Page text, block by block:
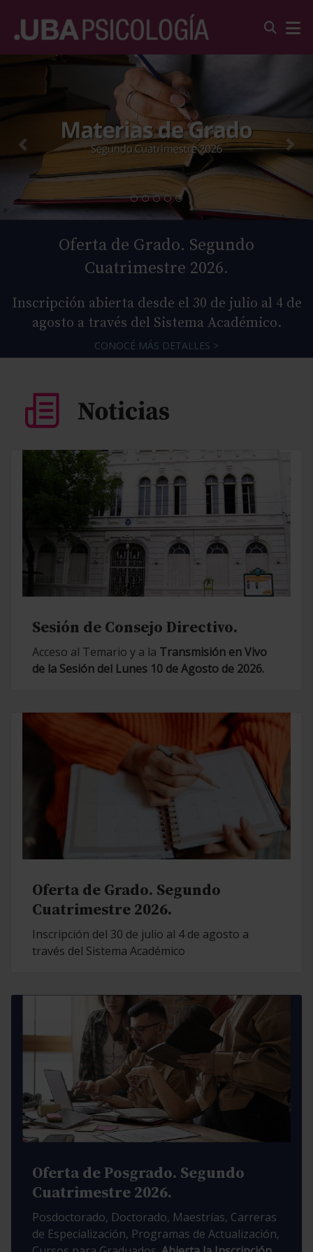
Oferta de Grado. Segundo
Cuatrimestre 2026.
Inscripción abierta desde el 30 de julio al 4 de
agosto a través del Sistema Académico.
CONOCÉ MÁS DETALLES >
Sesión de Consejo Directivo.
Acceso al Temario y a la Transmisión en Vivo
de la Sesión del Lunes 10 de Agosto de 2026.
Oferta de Grado. Segundo
Cuatrimestre 2026.
Inscripción del 30 de julio al 4 de agosto a
través del Sistema Académico
Oferta de Posgrado. Segundo
Cuatrimestre 2026.
Posdoctorado, Doctorado, Maestrías, Carreras
de Especialización, Programas de Actualización,